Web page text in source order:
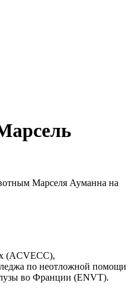
Марселя Ауманна на
(ACVECC),
по неотложной помощи
во Франции (ENVT).